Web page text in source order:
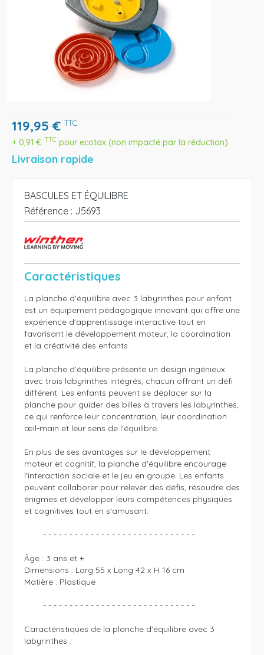
119,95 € TTC
+ 0,91 € TTC pour ecotax (non impacté par la réduction)
Livraison rapide
BASCULES ET ÉQUILIBRE
Référence : J5693
Caractéristiques
La planche d'équilibre avec 3 labyrinthes pour enfant
est un équipement pédagogique innovant qui offre une
expérience d'apprentissage interactive tout en
favorisant le développement moteur, la coordination
et la créativité des enfants.
La planche d'équilibre présente un design ingénieux
avec trois labyrinthes intégrés, chacun offrant un défi
différent. Les enfants peuvent se déplacer sur la
planche pour guider des billes à travers les labyrinthes,
ce qui renforce leur concentration, leur coordination
œil-main et leur sens de l'équilibre.
En plus de ses avantages sur le développement
moteur et cognitif, la planche d'équilibre encourage
l'interaction sociale et le jeu en groupe. Les enfants
peuvent collaborer pour relever des défis, résoudre des
énigmes et développer leurs compétences physiques
et cognitives tout en s'amusant.
Âge : 3 ans et +
Dimensions : Larg 55 x Long 42 x H 16 cm
Matière : Plastique
Caractéristiques de la planche d'équilibre avec 3
labyrinthes :